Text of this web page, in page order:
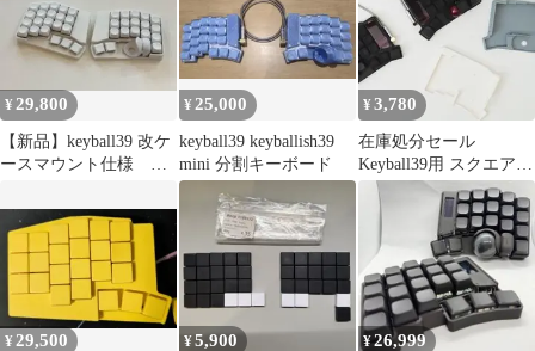
¥29,800
【新品】keyball39 改ケ
ースマウント仕様
ルケース
¥25,000
keyball39 keyballish39
mini 分割キーボード
¥3,780
在庫処分セール
Keyball39用 スクエアケ
ース ブラック 2カラー
¥ 29,500 ¥5,900 ¥26,999